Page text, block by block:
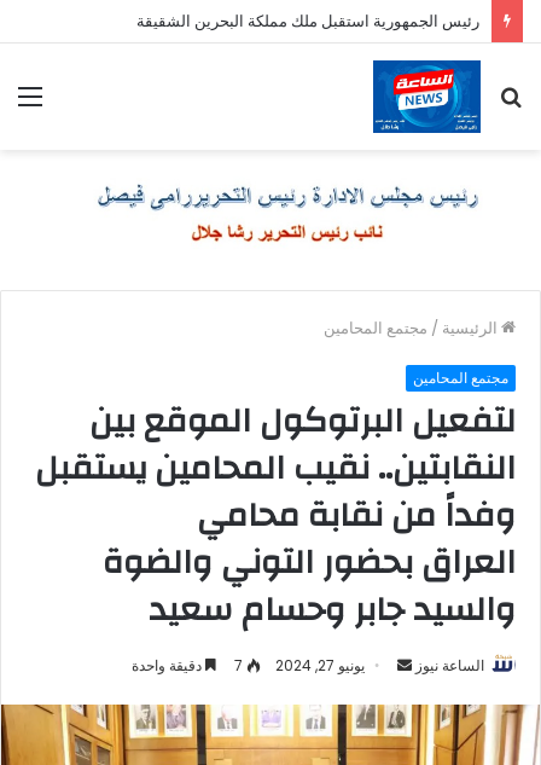
رئيس الجمهورية استقبل ملك مملكة البحرين الشقيقة
عن
الرئيسية / مجتمع المحامين
مجتمع المحامين
لتفعيل البرتوكول الموقع بين
النقابتين.. نقيب المحامين يستقبل
وفداً من نقابة محامي
العراق بحضور التوني والضوة
والسيد جابر وحسام سعيد
الساعة نيوز
أرسل
إلكترونيا
يونيو 27, 2024 7 دقيقة واحدة